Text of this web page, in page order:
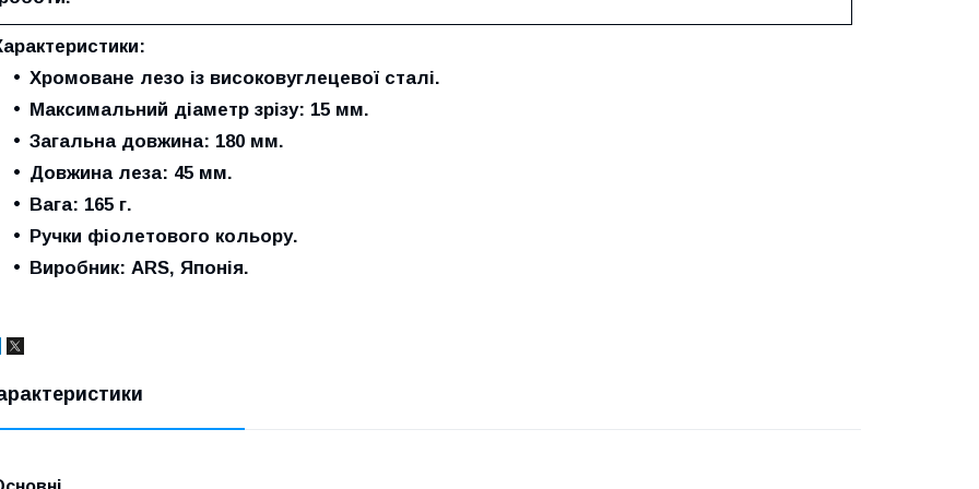
Хромоване лезо із високовуглецевої сталі.
Максимальний діаметр зрізу: 15 мм.
Загальна довжина: 180 мм.
Довжина леза: 45 мм.
Вага: 165 г.
Ручки фіолетового кольору.
Виробник: ARS, Японія.